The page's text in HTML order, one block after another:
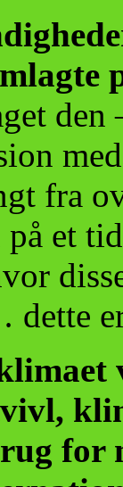
fra
på et
dette